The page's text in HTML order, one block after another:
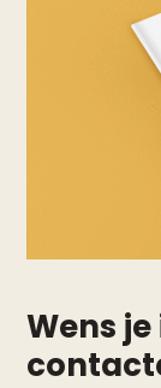
Wens